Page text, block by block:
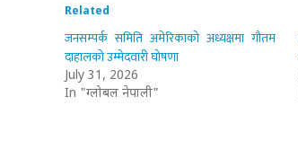
Related
जनसम्पर्क समिति अमेरिकाको अध्यक्षमा गौतम
दाहालको उम्मेदवारी घोषणा
July 31, 2026
In "ग्लोबल नेपाली"